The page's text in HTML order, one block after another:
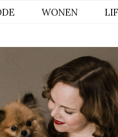
WONEN
INSPIREREND
VOOR BEAUTY,